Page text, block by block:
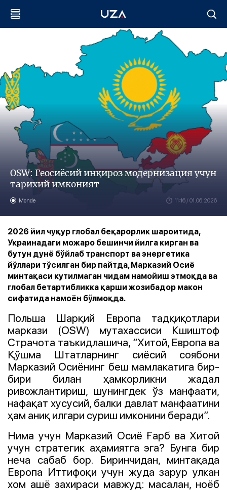
OSW: Геосиёсий инқироз модернизация учун
тарихий имконият
Monde 11:16 / 01.06.2026
2026 йил чуқур глобал беқарорлик шароитида,
Украинадаги можаро бешинчи йилга кирган ва
бутун дунё бўйлаб транспорт ва энергетика
йўллари тўсилган бир пайтда, Марказий Осиё
минтақаси кутилмаган чидам намойиш этмоқда ва
глобал бетартибликка қарши жозибадор макон
сифатида намоён бўлмоқда.
Польша Шарқий Европа тадқиқотлари
маркази (OSW) мутахассиси Кшиштоф
Страчота таъкидлашича, “Хитой, Европа ва
Қўшма Штатларнинг сиёсий соябони
Марказий Осиёнинг беш мамлакатига бир-
бири билан ҳамкорликни жадал
ривожлантириш, шунингдек ўз манфаати,
нафақат хусусий, балки давлат манфаатини
ҳам аниқ илгари суриш имконини беради”.
Нима учун Марказий Осиё Ғарб ва Хитой
учун стратегик аҳамиятга эга? Бунга бир
неча сабаб бор. Биринчидан, минтақада
Европа Иттифоқи учун жуда зарур улкан
хом ашё захираси мавжуд: масалан, ноёб